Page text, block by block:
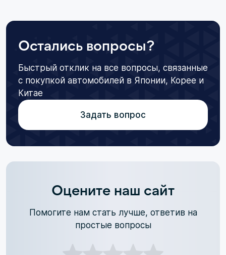
Остались вопросы?
Быстрый отклик на все вопросы, связанные
с покупкой автомобилей в Японии, Корее и
Китае
Задать вопрос
Оцените наш сайт
Помогите нам стать лучше, ответив на
простые вопросы